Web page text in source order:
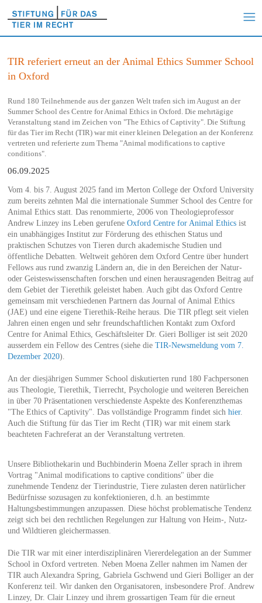
TIR referiert erneut an der Animal Ethics Summer School
in Oxford
Rund 180 Teilnehmende aus der ganzen Welt trafen sich im August an der
Summer School des Centre for Animal Ethics in Oxford. Die mehrtägige
Veranstaltung stand im Zeichen von "The Ethics of Captivity". Die Stiftung
für das Tier im Recht (TIR) war mit einer kleinen Delegation an der Konferenz
vertreten und referierte zum Thema "Animal modifications to captive
conditions".
06.09.2025
Vom 4. bis 7. August 2025 fand im Merton College der Oxford University
zum bereits zehnten Mal die internationale Summer School des Centre for
Animal Ethics statt. Das renommierte, 2006 von Theologieprofessor
Andrew Linzey ins Leben gerufene Oxford Centre for Animal Ethicsist
ein unabhängiges Institut zur Förderung des ethischen Status und
praktischen Schutzes von Tieren durch akademische Studien und
öffentliche Debatten. Weltweit gehören dem Oxford Centre über hundert
Fellows aus rund zwanzig Ländern an, die in den Bereichen der Natur-
oder Geisteswissenschaften forschen und einen herausragenden Beitrag auf
dem Gebiet der Tierethik geleistet haben. Auch gibt das Oxford Centre
gemeinsam mit verschiedenen Partnern das Journal of Animal Ethics
(JAE) und eine eigene Tierethik-Reihe heraus. Die TIR pflegt seit vielen
Jahren einen engen und sehr freundschaftlichen Kontakt zum Oxford
Centre for Animal Ethics, Geschäftsleiter Dr. Gieri Bolliger ist seit 2020
ausserdem ein Fellow des Centres (siehe die TIR-Newsmeldung vom 7.
Dezember 2020).
An der diesjährigen Summer School diskutierten rund 180 Fachpersonen
aus Theologie, Tierethik, Tierrecht, Psychologie und weiteren Bereichen
in über 70 Präsentationen verschiedenste Aspekte des Konferenzthemas
"The Ethics of Captivity". Das vollständige Programm findet sich hier.
Auch die Stiftung für das Tier im Recht (TIR) war mit einem stark
beachteten Fachreferat an der Veranstaltung vertreten.
Unsere Bibliothekarin und Buchbinderin Moena Zeller sprach in ihrem
Vortrag "Animal modifications to captive conditions" über die
zunehmende Tendenz der Tierindustrie, Tiere zulasten deren natürlicher
Bedürfnisse sozusagen zu konfektionieren, d.h. an bestimmte
Haltungsbestimmungen anzupassen. Diese höchst problematische Tendenz
zeigt sich bei den rechtlichen Regelungen zur Haltung von Heim-, Nutz-
und Wildtieren gleichermassen.
Die TIR war mit einer interdisziplinären Viererdelegation an der Summer
School in Oxford vertreten. Neben Moena Zeller nahmen im Namen der
TIR auch Alexandra Spring, Gabriela Gschwend und Gieri Bolliger an der
Konferenz teil. Wir danken den Organisatoren, insbesondere Prof. Andrew
Linzey, Dr. Clair Linzey und ihrem grossartigen Team für die erneut